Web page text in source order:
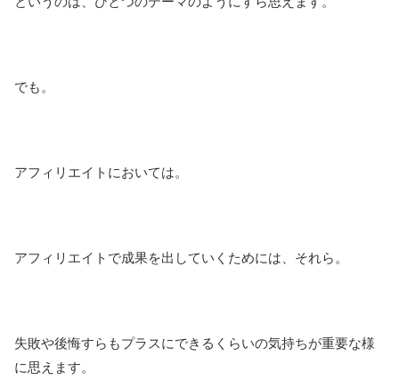
でも。
アフィリエイトにおいては。
アフィリエイトで成果を出していくためには、それら。
失敗や後悔すらもプラスにできるくらいの気持ちが重要な様
に思えます。